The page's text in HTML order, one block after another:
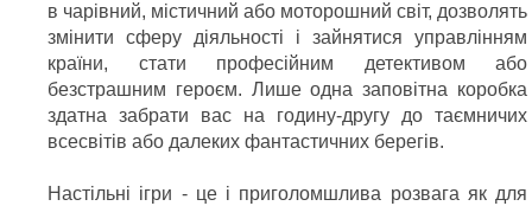
в чарівний, містичний або моторошний світ, дозволять
змінити сферу діяльності і зайнятися управлінням
країни, стати професійним детективом або
безстрашним героєм. Лише одна заповітна коробка
здатна забрати вас на годину-другу до таємничих
всесвітів або далеких фантастичних берегів.
Настільні ігри - це і приголомшлива розвага як для